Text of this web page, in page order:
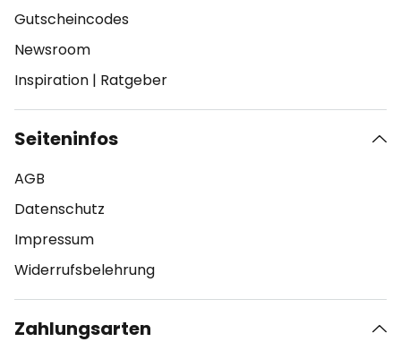
Gutscheincodes
Newsroom
Inspiration | Ratgeber
Seiteninfos
AGB
Datenschutz
Impressum
Widerrufsbelehrung
Zahlungsarten